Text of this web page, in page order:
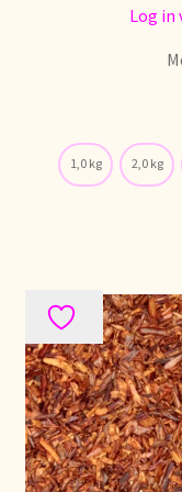
Online shop
Onze visie op thee
Ordering and
Organic certificates
Our vision on tea
Log in
1,0 kg 2,0 kg